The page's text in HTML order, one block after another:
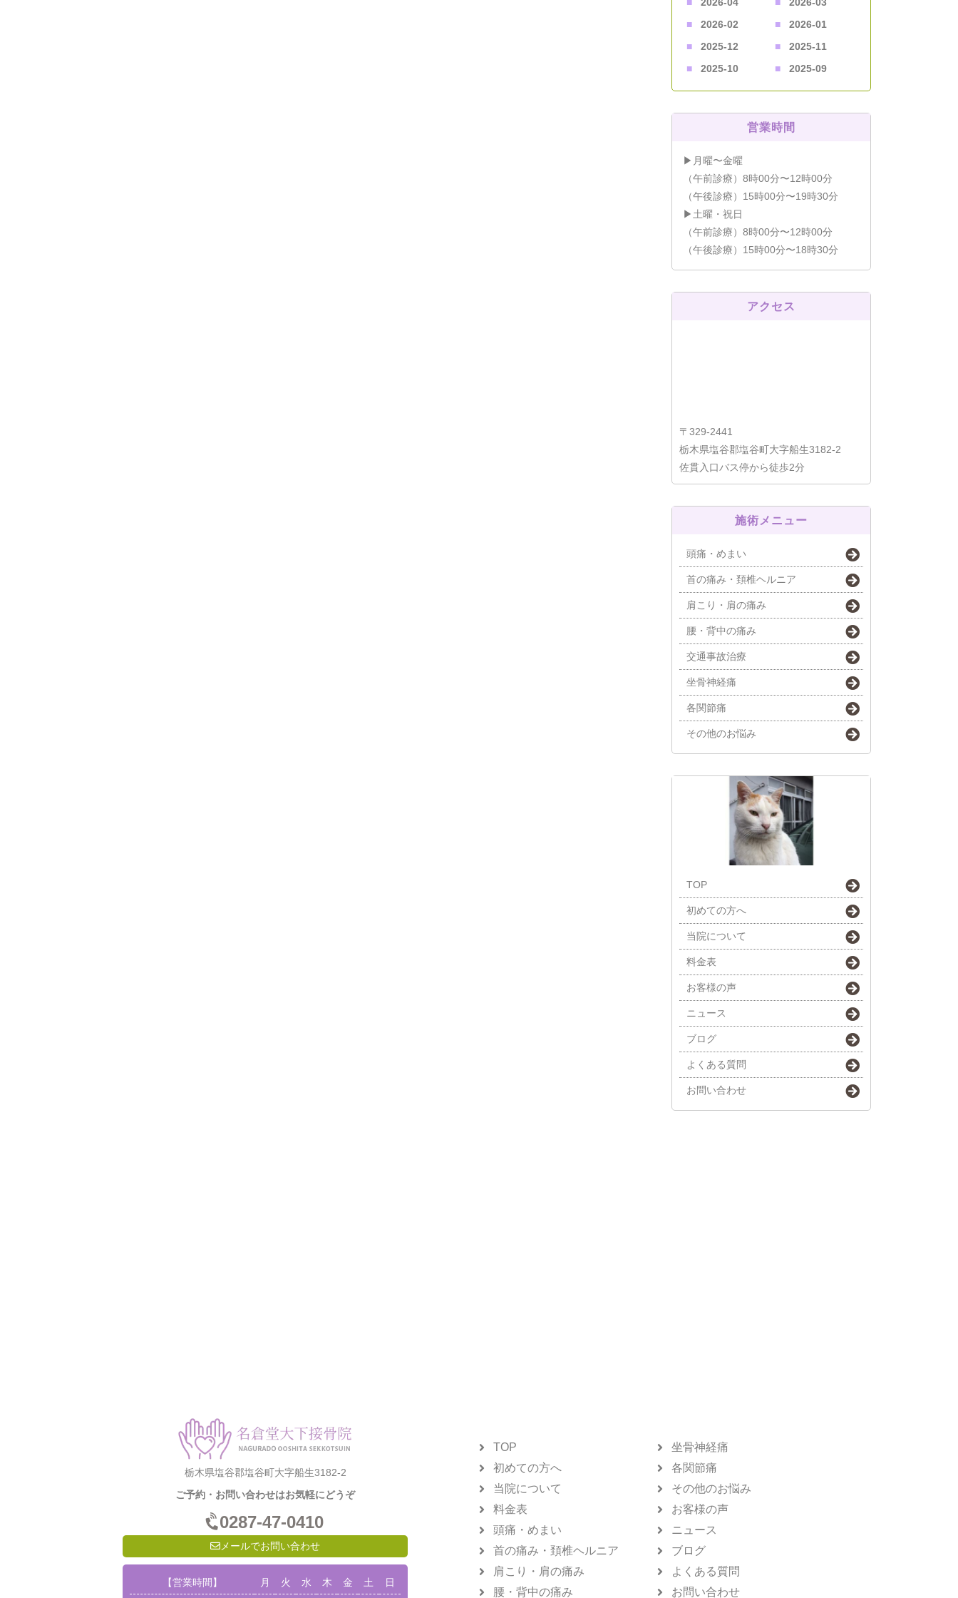
2026-04
2026-03
2026-02
2026-01
2025-12
2025-11
2025-10
2025-09
営業時間
▶月曜〜金曜
（午前診療）8時00分〜12時00分
（午後診療）15時00分〜19時30分
▶土曜・祝日
（午前診療）8時00分〜12時00分
（午後診療）15時00分〜18時30分
アクセス
〒329-2441
栃木県塩谷郡塩谷町大字船生3182-2
佐貫入口バス停から徒歩2分
施術メニュー
頭痛・めまい
首の痛み・頚椎ヘルニア
肩こり・肩の痛み
腰・背中の痛み
交通事故治療
坐骨神経痛
各関節痛
その他のお悩み
TOP
初めての方へ
当院について
料金表
お客様の声
ニュース
ブログ
よくある質問
お問い合わせ
栃木県塩谷郡塩谷町大字船生3182-2
ご予約・お問い合わせはお気軽にどうぞ
0287-47-0410
メールでお問い合わせ
【営業時間】 月 火 水 木 金 土 日
TOP
初めての方へ
当院について
料金表
頭痛・めまい
首の痛み・頚椎ヘルニア
肩こり・肩の痛み
腰・背中の痛み
坐骨神経痛
各関節痛
その他のお悩み
お客様の声
ニュース
ブログ
よくある質問
お問い合わせ